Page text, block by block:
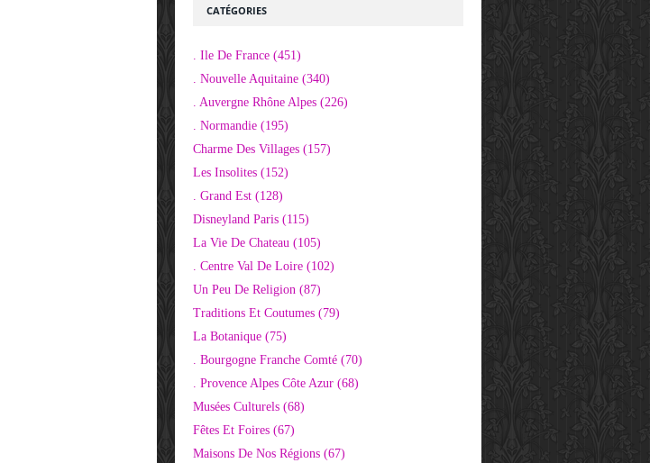
CATÉGORIES
. Ile De France (451)
. Nouvelle Aquitaine (340)
. Auvergne Rhône Alpes (226)
. Normandie (195)
Charme Des Villages (157)
Les Insolites (152)
. Grand Est (128)
Disneyland Paris (115)
La Vie De Chateau (105)
. Centre Val De Loire (102)
Un Peu De Religion (87)
Traditions Et Coutumes (79)
La Botanique (75)
. Bourgogne Franche Comté (70)
. Provence Alpes Côte Azur (68)
Musées Culturels (68)
Fêtes Et Foires (67)
Maisons De Nos Régions (67)